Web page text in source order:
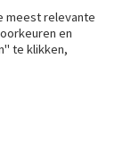
meest relevante
en
te klikken,